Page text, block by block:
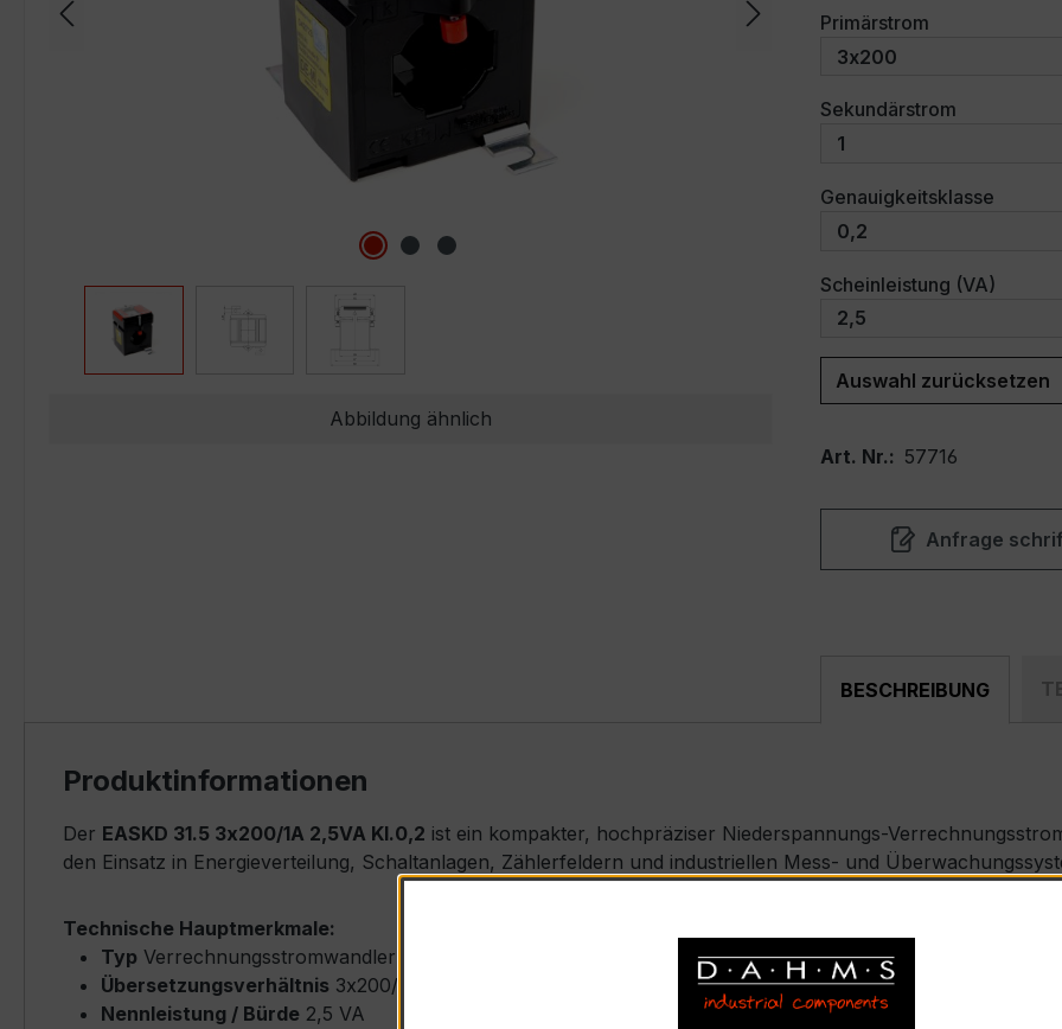
Abbildung ähnlich
Primärstrom
Sekundärstrom
Genauigkeitsklasse
Scheinleistung (VA)
Auswahl zurücksetzen
Art. Nr.: 57716
Anfrage
BESCHREIBUNG
Produktinformationen
Der EASKD 31.5 3x200/1A 2,5VA Kl.0,2 ist ein kompakter, hochpräziser Niederspannungs-
den Einsatz in Energieverteilung, Schaltanlagen, Zählerfeldern und industriellen Mess- und
Technische Hauptmerkmale:
Typ Verrechnungsstromwandler (Ringkern-Typ) – EASKD 31.5
Übersetzungsverhältnis 3x200/1 A (drei Phasen, je Primärnennstrom 200 A, Sekundärnennstrom 1 A)
Nennleistung / Bürde 2,5 VA